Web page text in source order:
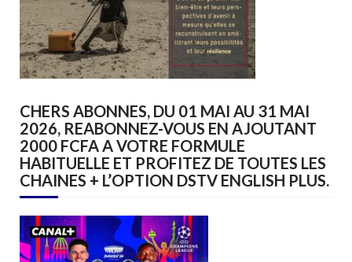
CHERS ABONNES, DU 01 MAI AU 31 MAI
2026, REABONNEZ-VOUS EN AJOUTANT
2000 FCFA A VOTRE FORMULE
HABITUELLE ET PROFITEZ DE TOUTES LES
CHAINES + L’OPTION DSTV ENGLISH PLUS.